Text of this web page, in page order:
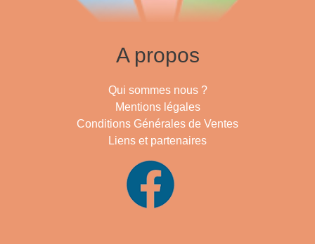
A propos
Qui sommes nous ?
Mentions légales
Conditions Générales de Ventes
Liens et partenaires